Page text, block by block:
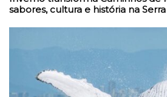
sabores, cultura e história na